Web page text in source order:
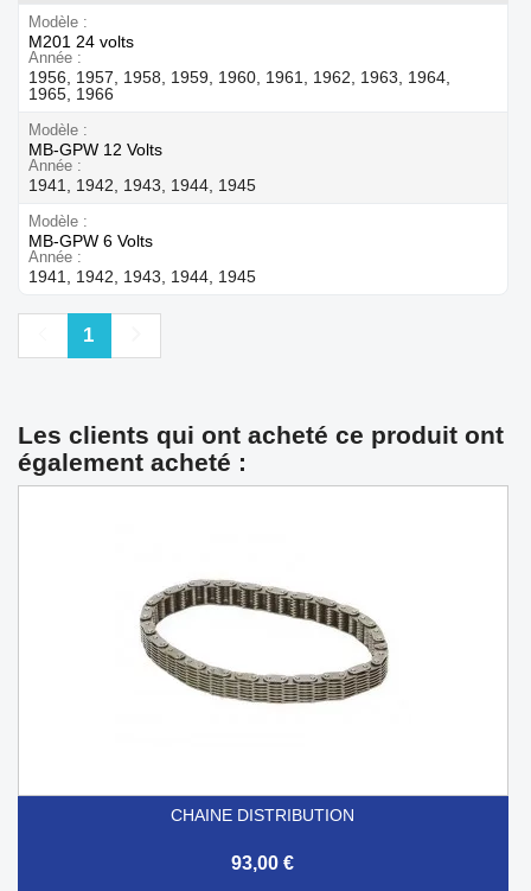
Modèle
M201 24 volts
Année
1956, 1957, 1958, 1959, 1960, 1961, 1962, 1963, 1964,
1965, 1966
Modèle
MB-GPW 12 Volts
Année
1941, 1942, 1943, 1944, 1945
Modèle
MB-GPW 6 Volts
Année
1941, 1942, 1943, 1944, 1945
Précédent
1
Les clients qui ont acheté ce produit ont
également acheté :
CHAINE DISTRIBUTION
93,00 €